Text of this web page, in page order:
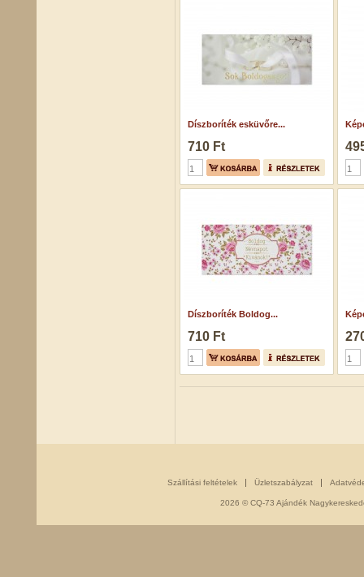
Díszboríték esküvőre...
710 Ft
Díszboríték Boldog...
710 Ft
Szállítási feltételek Üzletszabályzat
2026 © CQ-73 Ajándék